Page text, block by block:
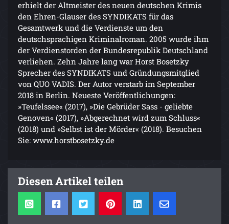
erhielt der Altmeister des neuen deutschen Krimis
den Ehren-Glauser des SYNDIKATS für das
Gesamtwerk und die Verdienste um den
deutschsprachigen Kriminalroman. 2005 wurde ihm
der Verdienstorden der Bundesrepublik Deutschland
verliehen. Zehn Jahre lang war Horst Bosetzky
Sprecher des SYNDIKATS und Gründungsmitglied
von QUO VADIS. Der Autor verstarb im September
2018 in Berlin. Neueste Veröffentlichungen:
»Teufelssee« (2017), »Die Gebrüder Sass - geliebte
Genoven« (2017), »Abgerechnet wird zum Schluss«
(2018) und »Selbst ist der Mörder« (2018). Besuchen
Sie: www.horstbosetzky.de
Diesen Artikel teilen